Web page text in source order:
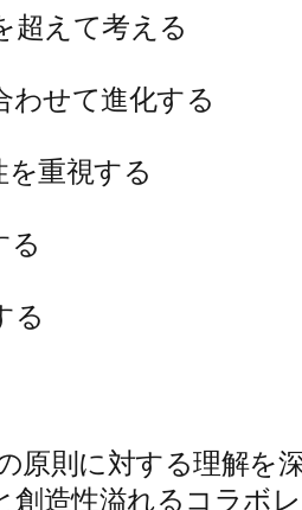
超えて考える
わせて進化する
を重視する
る
る
原則に対する理解を
創造性溢れるコラボ